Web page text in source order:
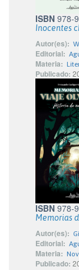
ISBN 978-
Inocentes
Autor(es):
Editorial:
Materia:
Publicado:
ISBN 978-
Memorias
Autor(es):
Editorial:
Materia:
Publicado: